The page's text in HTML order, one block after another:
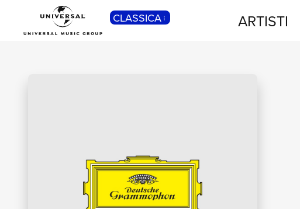
CLASSICA ARTISTI
POP